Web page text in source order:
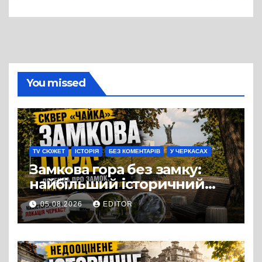
You missed
TV СЮЖЕТ ІСТОРІЯ БЕЗ КОМЕНТАРІВ У ЧЕРКАСАХ
Замкова гора без замку:
найбільший історичний
міф Черкас
05.08.2026 EDITOR